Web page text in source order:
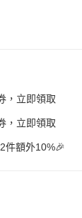
，立即領取
，立即領取
件額外10%🎉